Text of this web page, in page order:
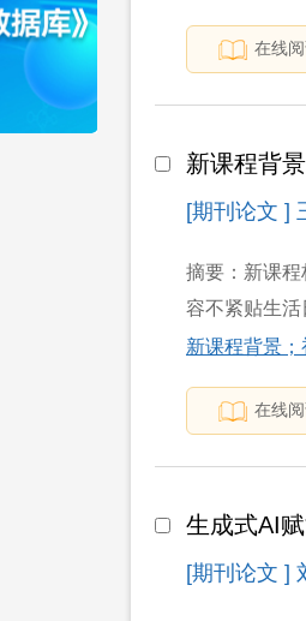
在线
新课程背
[期刊论文 ]
摘要：新课
容不紧贴生
新课程背景
在线
生成式AI
[期刊论文 ]